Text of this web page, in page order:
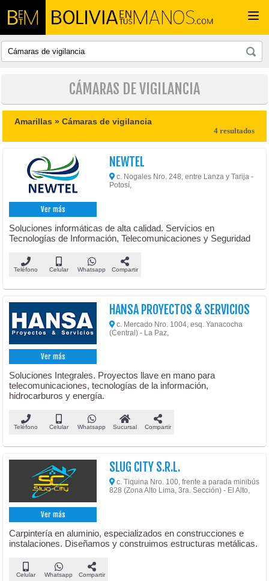
CÁMARAS DE VIGILANCIA
Amarillas »Cámaras de vigilancia
4 resultados
Ver más
NEWTEL
c. Nogales Nro. 248, entre Lanza y Tarija -
Potosí,
Soluciones informáticas de alta calidad. Servicios en
Tecnologías de Información, Telecomunicaciones y Seguridad
Teléfono Celular Whatsapp Compartir
Ver más
HANSA PROYECTOS & SERVICIOS
c. Mercado Nro. 1004, esq. Yanacocha
(Central) - La Paz,
Soluciones Integrales. Proyectos llave en mano para
telecomunicaciones, tecnologías de la información,
hidrocarburos y energía.
Teléfono Celular Whatsapp Sucursal Compartir
Ver más
SLUG CITY S.R.L.
c. Tiquina Nro. 100, frente a parada minibús
828 (Zona Alto Lima, 3ra. Sección) - El Alto,
Carpintería en aluminio, especializados en construcciones e
instalaciones. Diseñamos y construimos estructuras metálicas.
Celular Whatsapp Compartir